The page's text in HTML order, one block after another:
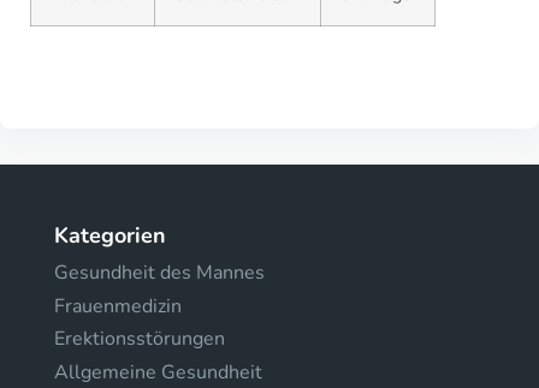
Kategorien
Gesundheit des Mannes
Frauenmedizin
Erektionsstörungen
Allgemeine Gesundheit